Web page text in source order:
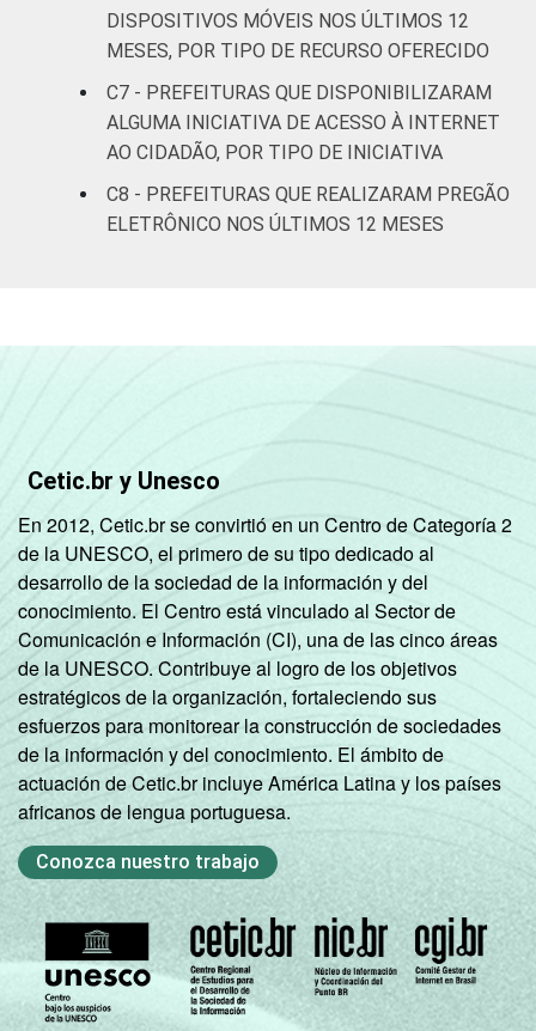
brasileiro - TIC Governo Eletrônico 2021.
DISPOSITIVOS MÓVEIS NOS ÚLTIMOS 12
MESES, POR TIPO DE RECURSO OFERECIDO
C7 - PREFEITURAS QUE DISPONIBILIZARAM
ALGUMA INICIATIVA DE ACESSO À INTERNET
AO CIDADÃO, POR TIPO DE INICIATIVA
C8 - PREFEITURAS QUE REALIZARAM PREGÃO
ELETRÔNICO NOS ÚLTIMOS 12 MESES
Cetic.br y Unesco
En 2012, Cetic.br se convirtió en un Centro de Categoría 2
de la UNESCO, el primero de su tipo dedicado al
desarrollo de la sociedad de la información y del
conocimiento. El Centro está vinculado al Sector de
Comunicación e Información (CI), una de las cinco áreas
de la UNESCO. Contribuye al logro de los objetivos
estratégicos de la organización, fortaleciendo sus
esfuerzos para monitorear la construcción de sociedades
de la información y del conocimiento. El ámbito de
actuación de Cetic.br incluye América Latina y los países
africanos de lengua portuguesa.
Conozca nuestro trabajo